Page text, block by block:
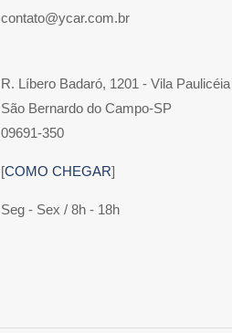
contato@ycar.com.br
R. Líbero Badaró, 1201 - Vila Paulicéia
São Bernardo do Campo-SP
09691-350
[COMO CHEGAR]
Seg - Sex / 8h - 18h